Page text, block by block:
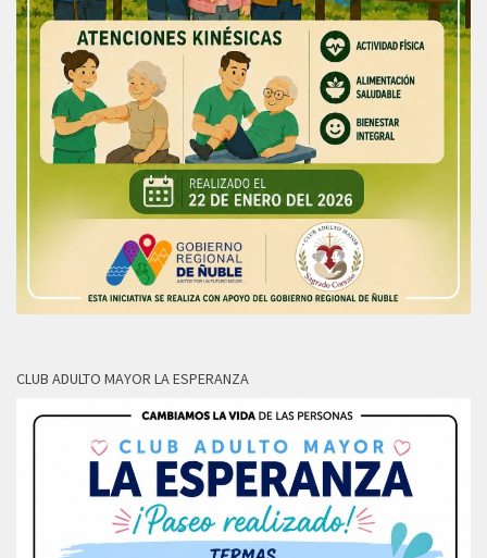
CLUB ADULTO MAYOR LA ESPERANZA